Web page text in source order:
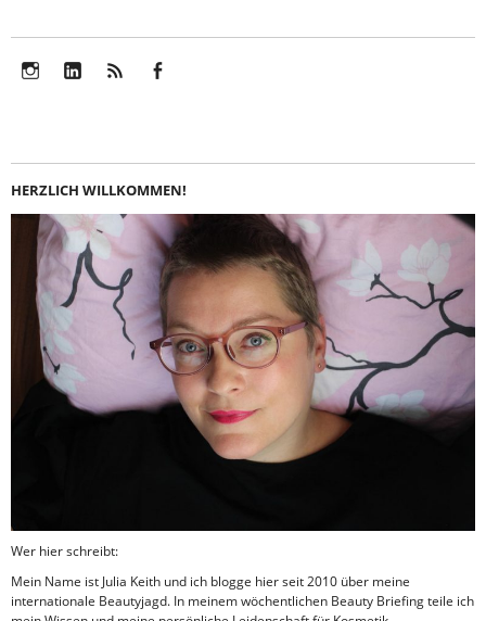
HERZLICH WILLKOMMEN!
Wer hier schreibt:
Mein Name ist Julia Keith und ich blogge hier seit 2010 über meine
internationale Beautyjagd. In meinem wöchentlichen Beauty Briefing teile ich